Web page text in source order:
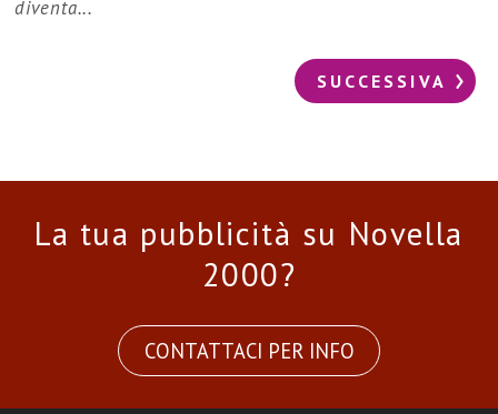
diventa...
SUCCESSIVA
La tua pubblicità su Novella
2000?
CONTATTACI PER INFO